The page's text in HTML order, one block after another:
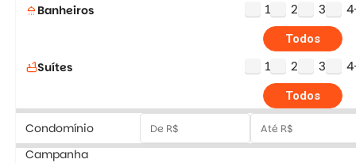
shower Banheiros 1 2 3
Todos
bathtubSuítes 1 2 3
Todos
Condomínio
Campanha